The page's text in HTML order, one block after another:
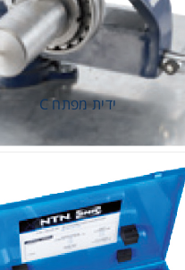
ידית מפתח C
ידית מפתח C